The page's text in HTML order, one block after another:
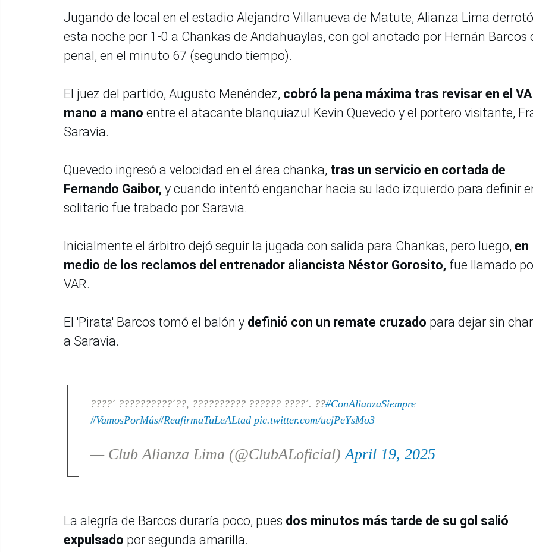
Jugando de local en el estadio Alejandro Villanueva de Matute, Alianza Lima derrotó
esta noche por 1-0 a Chankas de Andahuaylas, con gol anotado por Hernán Barcos
penal, en el minuto 67 (segundo tiempo).
El juez del partido, Augusto Menéndez, cobró la pena máxima tras revisar en el
mano a mano entre el atacante blanquiazul Kevin Quevedo y el portero visitante,
Saravia.
Quevedo ingresó a velocidad en el área chanka, tras un servicio en cortada de
Fernando Gaibor, y cuando intentó enganchar hacia su lado izquierdo para definir
solitario fue trabado por Saravia.
Inicialmente el árbitro dejó seguir la jugada con salida para Chankas, pero luego, en
medio de los reclamos del entrenador aliancista Néstor Gorosito, fue llamado
VAR.
El 'Pirata' Barcos tomó el balón y definió con un remate cruzado para dejar sin
a Saravia.
????´ ??????????´??, ?????????? ?????? ????´. ??#ConAlianzaSiempre
#VamosPorMás#ReafirmaTuLeALtad pic.twitter.com/ucjPeYsMo3
— Club Alianza Lima (@ClubALoficial)April 19, 2025
La alegría de Barcos duraría poco, pues dos minutos más tarde de su gol salió
expulsado por segunda amarilla.